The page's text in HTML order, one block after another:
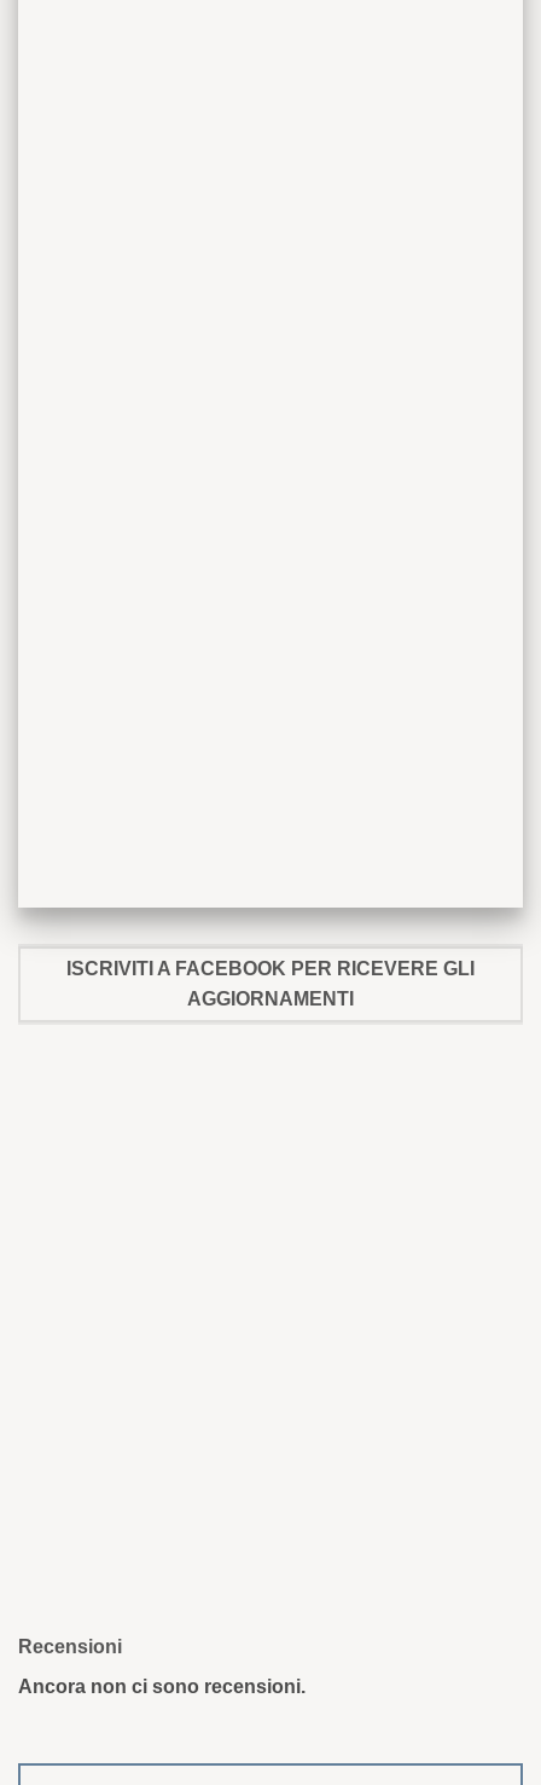
ISCRIVITI A FACEBOOK PER RICEVERE GLI
AGGIORNAMENTI
Recensioni
Ancora non ci sono recensioni.